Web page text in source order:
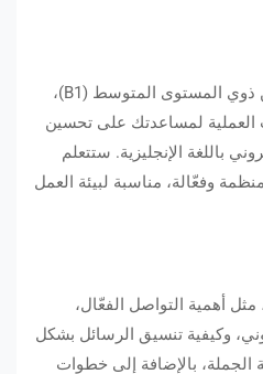
صُممت هذه الدورة للمتعلمين ذوي المستوى المتوسط ​​(B1)،
العملية لمساعدتك على تحسين
باللغة الإنجليزية. ستتعلم
وفعّالة، مناسبة لبيئة العمل
أهمية التواصل الفعّال،
وكيفية تنسيق الرسائل بشكل
الجملة، بالإضافة إلى خطوات